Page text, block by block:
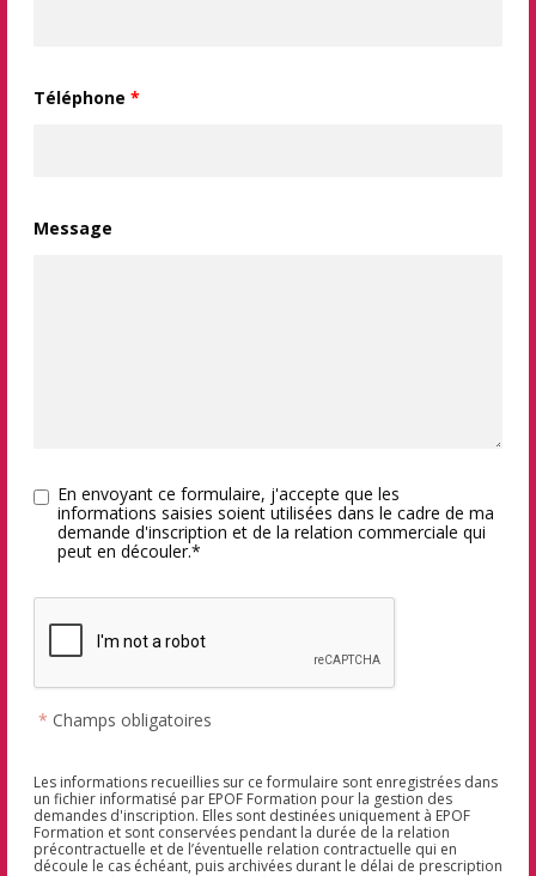
Téléphone *
Message
En envoyant ce formulaire, j'accepte que les
informations saisies soient utilisées dans le cadre de ma
demande d'inscription et de la relation commerciale qui
peut en découler.*
* Champs obligatoires
Les informations recueillies sur ce formulaire sont enregistrées dans
un fichier informatisé par EPOF Formation pour la gestion des
demandes d'inscription. Elles sont destinées uniquement à EPOF
Formation et sont conservées pendant la durée de la relation
précontractuelle et de l’éventuelle relation contractuelle qui en
découle le cas échéant, puis archivées durant le délai de prescription